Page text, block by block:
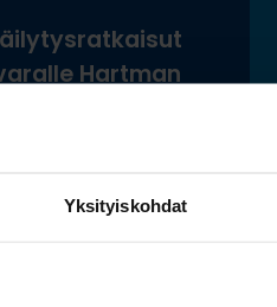
Yksityiskohdat
Hartman